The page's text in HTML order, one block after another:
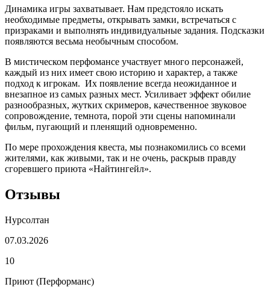
Динамика игры захватывает. Нам предстояло искать
необходимые предметы, открывать замки, встречаться с
призраками и выполнять индивидуальные задания. Подсказки
появляются весьма необычным способом.
В мистическом перфомансе участвует много персонажей,
каждый из них имеет свою историю и характер, а также
подход к игрокам. Их появление всегда неожиданное и
внезапное из самых разных мест. Усиливает эффект обилие
разнообразных, жутких скримеров, качественное звуковое
сопровождение, темнота, порой эти сцены напоминали
фильм, пугающий и пленящий одновременно.
По мере прохождения квеста, мы познакомились со всеми
жителями, как живыми, так и не очень, раскрыв правду
сгоревшего приюта «Найтингейл».
Отзывы
Нурсолтан
07.03.2026
10
Приют (Перформанс)